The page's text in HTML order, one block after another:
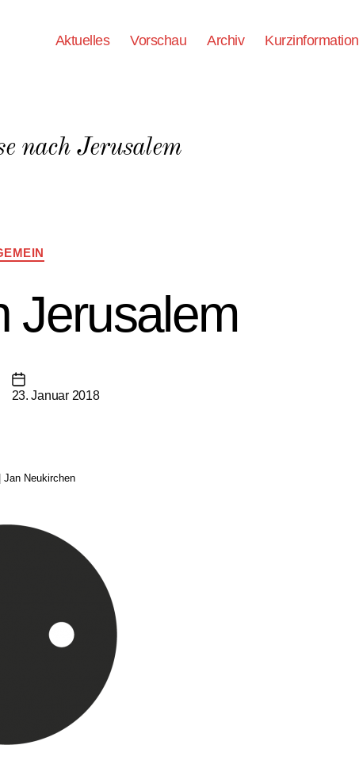
Aktuelles Vorschau Archiv Kurzinformation
nach Jerusalem
Kategorien
Jerusalem
23. Januar 2018
Jan Neukirchen